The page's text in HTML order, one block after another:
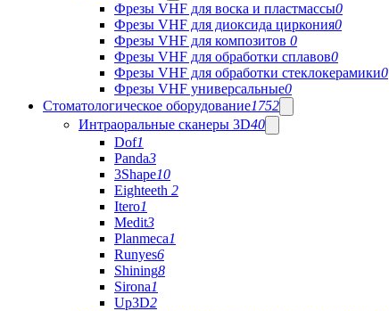
Фрезы VHF для воска и пластмассы0
Фрезы VHF для диоксида циркония0
Фрезы VHF для композитов 0
Фрезы VHF для обработки сплавов0
Фрезы VHF для обработки стеклокерамики0
Фрезы VHF универсальные0
Стоматологическое оборудование1752
Интраоральные сканеры 3D40
Dof1
Panda3
3Shape10
Eighteeth 2
Itero1
Medit3
Planmeca1
Runyes6
Shining8
Sirona1
Up3D2